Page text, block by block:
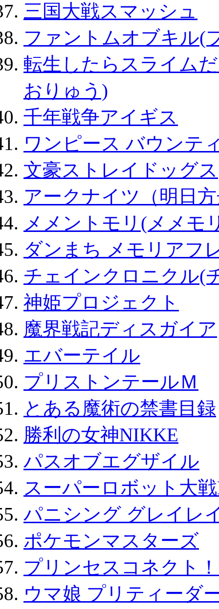
三国大戦スマッシュ
ファントムオブキル(
転生したらスライム
おりゅう)
千年戦争アイギス
ワンピース バウンテ
文豪ストレイドッグス
アークナイツ（明日
メメントモリ(メメモ
ダンまち メモリアフ
チェインクロニクル(
神姫プロジェクト
魔界戦記ディスガイア
エバーテイル
プリストンテールＭ
とある魔術の禁書目録
勝利の女神NIKKE
パスオブエグザイル
スーパーロボット大
パニシング グレイレ
ポケモンマスターズ
プリンセスコネクト
ウマ娘 プリティーダ